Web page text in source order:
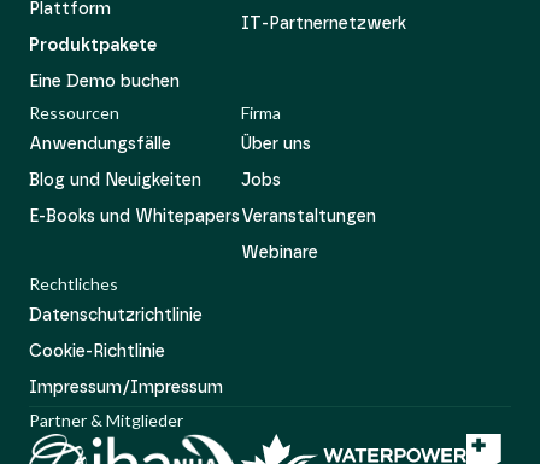
Plattform
Produktpakete
Eine Demo buchen
IT-Partnernetzwerk
Ressourcen
Anwendungsfälle
Blog und Neuigkeiten
E-Books und Whitepapers
Firma
Über uns
Jobs
Veranstaltungen
Webinare
Rechtliches
Datenschutzrichtlinie
Cookie-Richtlinie
Impressum/Impressum
Partner & Mitglieder